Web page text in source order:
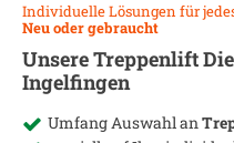
Individuelle Lösungen für
Neu oder gebraucht
Unsere Treppenlift
Ingelfingen
Umfang Auswahl an